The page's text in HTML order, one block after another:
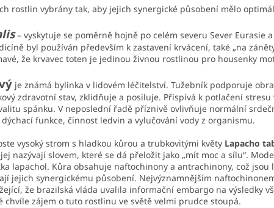
rostlin vybrány tak, aby jejich synergické působení mělo
– vyskytuje se poměrně hojně po celém severu Sever Eurasie
byl používán především k zastavení krvácení, také „na
že krvavec toten je jedinou živnou rostlinou pro housenky
je známá bylinka v lidovém léčitelství. Tužebník podporuje
zdravotní stav, zklidňuje a posiluje. Přispívá k potlačení
spánku. V neposlední řadě příznivě ovlivňuje normální
funkce, činnost ledvin a vylučování vody z organismu.
vysoký strom s hladkou kůrou a trubkovitými květy Lapacho
nazývají slovem, které se dá přeložit jako „mít moc a sílu“.
lapachol. Kůra obsahuje naftochinony a antrachinony, což
jejich synergickému působení. Nejvýznamnějším
že brazilská vláda uvalila informační embargo na výsledky
chvíle zájem o tuto rostlinu ve světě velmi prudce stoupá.